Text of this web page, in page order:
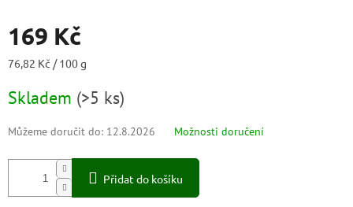
169 Kč
Měrná
76,82 Kč / 100 g
Skladem (>5 ks)
Můžeme doručit do: 12.8.2026 Možnosti doručení
Přidat do košíku